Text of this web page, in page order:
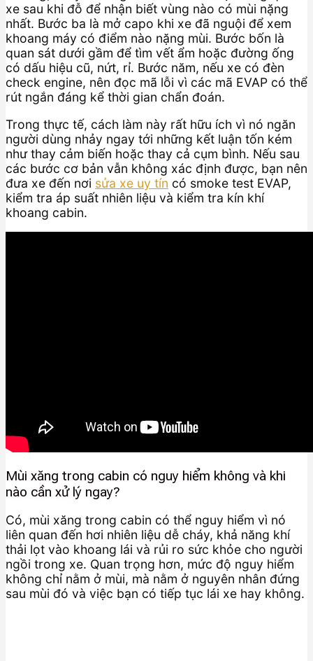
xe sau khi đỗ để nhận biết vùng nào có mùi nặng
nhất. Bước ba là mở capo khi xe đã nguội để xem
khoang máy có điểm nào nặng mùi. Bước bốn là
quan sát dưới gầm để tìm vết ẩm hoặc đường ống
có dấu hiệu cũ, nứt, rỉ. Bước năm, nếu xe có đèn
check engine, nên đọc mã lỗi vì các mã EVAP có thể
rút ngắn đáng kể thời gian chẩn đoán.
Trong thực tế, cách làm này rất hữu ích vì nó ngăn
người dùng nhảy ngay tới những kết luận tốn kém
như thay cảm biến hoặc thay cả cụm bình. Nếu sau
các bước cơ bản vẫn không xác định được, bạn nên
đưa xe đến nơi sửa xe uy tín có smoke test EVAP,
kiểm tra áp suất nhiên liệu và kiểm tra kín khí
khoang cabin.
Mùi xăng trong cabin có nguy hiểm không và khi
nào cần xử lý ngay?
Có, mùi xăng trong cabin có thể nguy hiểm vì nó
liên quan đến hơi nhiên liệu dễ cháy, khả năng khí
thải lọt vào khoang lái và rủi ro sức khỏe cho người
ngồi trong xe. Quan trọng hơn, mức độ nguy hiểm
không chỉ nằm ở mùi, mà nằm ở nguyên nhân đứng
sau mùi đó và việc bạn có tiếp tục lái xe hay không.